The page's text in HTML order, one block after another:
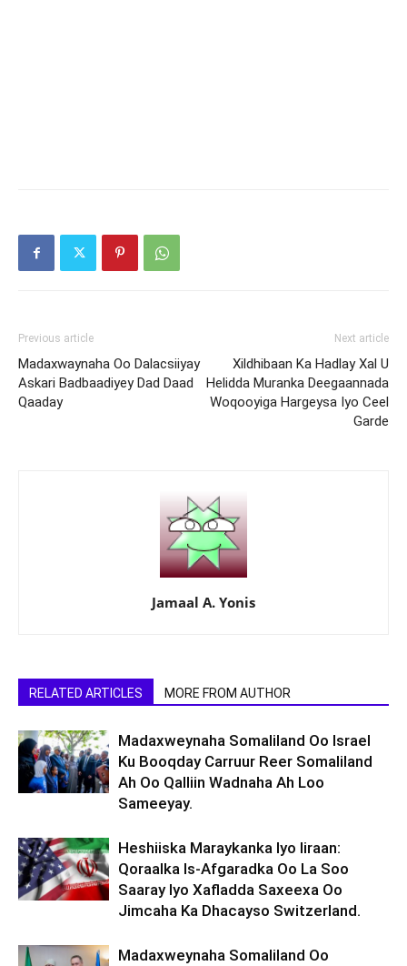
Previous article
Madaxwaynaha Oo Dalacsiiyay
Askari Badbaadiyey Dad Daad
Qaaday
Next article
Xildhibaan Ka Hadlay Xal U
Helidda Muranka Deegaannada
Woqooyiga Hargeysa Iyo Ceel
Garde
Jamaal A. Yonis
RELATED ARTICLES MORE FROM AUTHOR
Madaxweynaha Somaliland Oo Israel
Ku Booqday Carruur Reer Somaliland
Ah Oo Qalliin Wadnaha Ah Loo
Sameeyay.
Heshiiska Maraykanka Iyo Iiraan:
Qoraalka Is-Afgaradka Oo La Soo
Saaray Iyo Xafladda Saxeexa Oo
Jimcaha Ka Dhacayso Switzerland.
Madaxweynaha Somaliland Oo